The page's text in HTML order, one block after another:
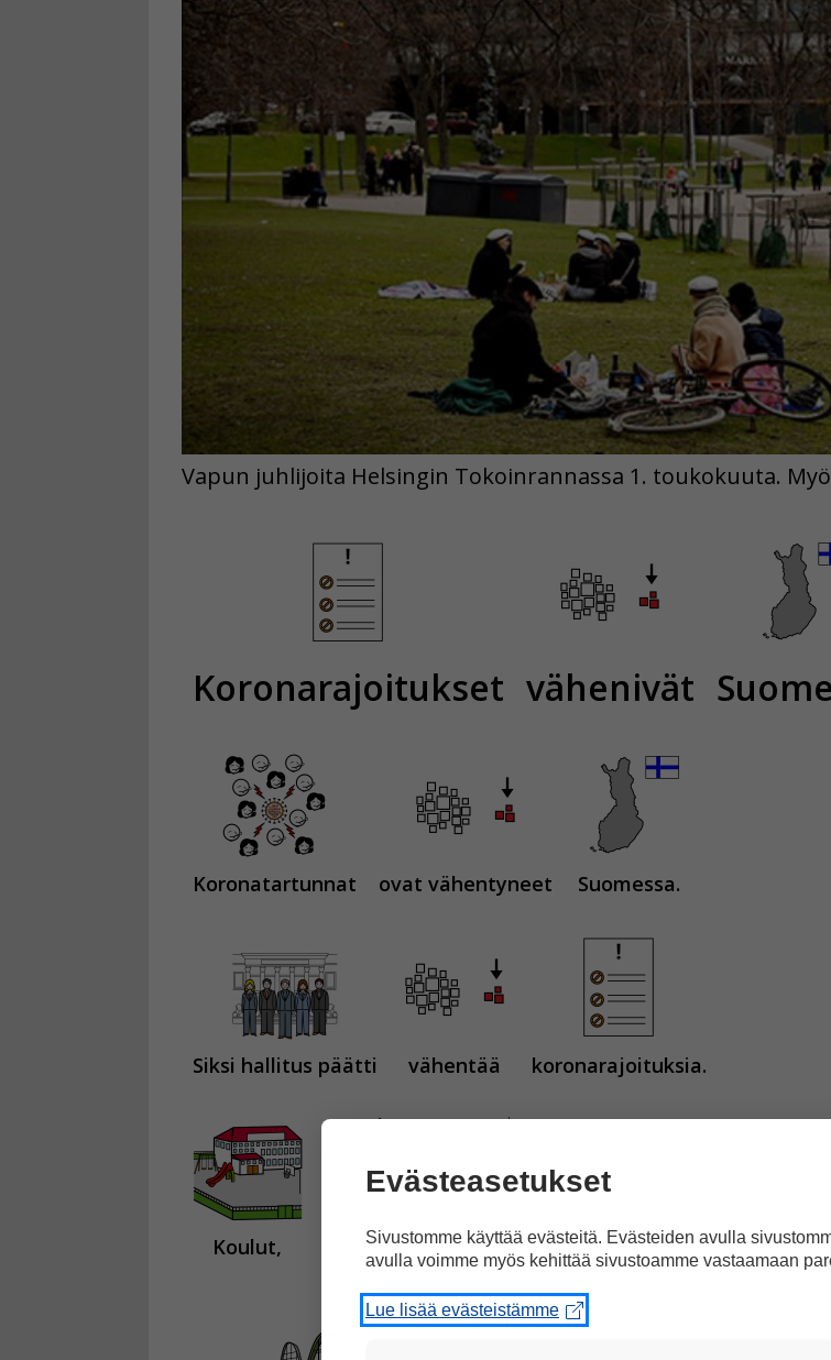
Koronarajoitukset vähenivät
Vapun juhlijoita Helsingin Tokoinrannassa 1. toukokuuta.
Koronatartunnat ovat vähentyneet Suomessa.
Siksi hallitus päätti vähentää koronarajoituksia.
Koulut, kirjastot, museot ja lasten
Evästeasetukset
Sivustomme käyttää evästeitä. Evästeiden avulla
avulla voimme myös kehittää sivustoamme vastaamaan
Lue lisää evästeistämme